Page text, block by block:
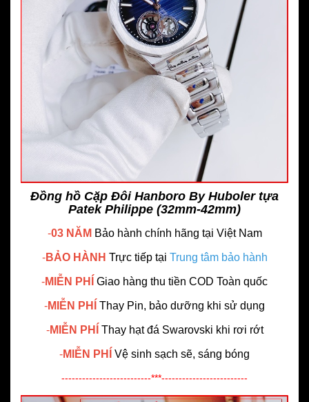
Đồng hồ Cặp Đôi Hanboro By Huboler tựa
Patek Philippe (32mm-42mm)
-03 NĂM Bảo hành chính hãng tại Việt Nam
-BẢO HÀNH Trực tiếp tại Trung tâm bảo hành
-MIỄN PHÍ Giao hàng thu tiền COD Toàn quốc
-MIỄN PHÍ Thay Pin, bảo dưỡng khi sử dụng
-MIỄN PHÍ Thay hạt đá Swarovski khi rơi rớt
-MIỄN PHÍ Vệ sinh sạch sẽ, sáng bóng
--------------------------***-------------------------